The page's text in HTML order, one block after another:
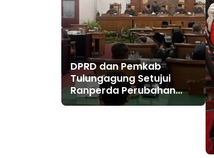
DPRD dan Pemkab
Tulungagung Setujui
Ranperda Perubahan
Pajak Daerah dan